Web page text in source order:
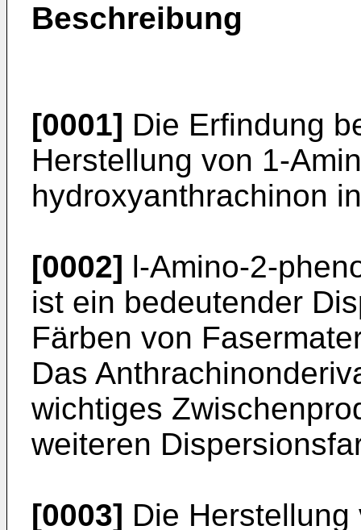
Beschreibung
[0001] Die Erfindung
Herstellung von 1-
hydroxyanthrachinon
[0002] l-Amino-2-
ist ein bedeutender
Färben von
Das
wichtiges
weiteren
[0003] Die